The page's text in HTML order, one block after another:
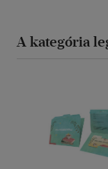
A kategória